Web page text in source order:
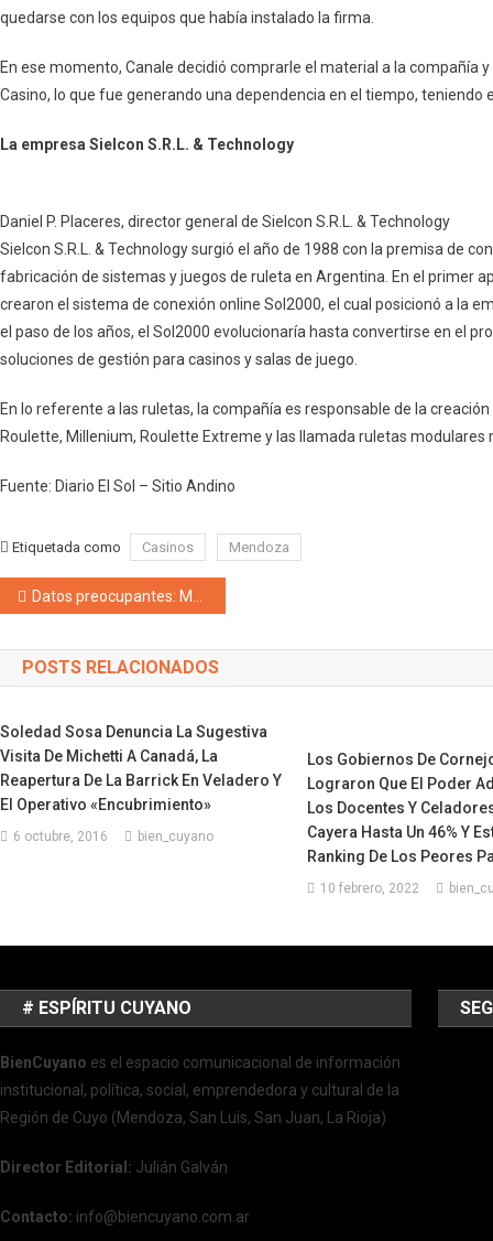
quedarse con los equipos que había instalado la firma.
En ese momento, Canale decidió comprarle el material a la compañía
Casino, lo que fue generando una dependencia en el tiempo,
La empresa Sielcon S.R.L. & Technology
Daniel P. Placeres, director general de Sielcon S.R.L. & Technology
Sielcon S.R.L. & Technology surgió el año de 1988 con la premisa de
fabricación de sistemas y juegos de ruleta en Argentina. En el primer
crearon el sistema de conexión online Sol2000, el cual posicionó a la
el paso de los años, el Sol2000 evolucionaría hasta convertirse en el
soluciones de gestión para casinos y salas de juego.
En lo referente a las ruletas, la compañía es responsable de la
Roulette, Millenium, Roulette Extreme y las llamada ruletas modulares
Fuente: Diario El Sol – Sitio Andino
Etiquetada como Casinos Mendoza
Navegación de entradas
Datos preocupantes: Mendoza está quinta en el ranking de accidentes y enfermedades laborales a nivel nacional
POSTS RELACIONADOS
Soledad Sosa Denuncia La Sugestiva
Visita De Michetti A Canadá, La
Reapertura De La Barrick En Veladero Y
El Operativo «encubrimiento»
6 octubre, 2016 bien_cuyano
Los Gobiernos De
Lograron Que El Poder
Los Docentes Y
Cayera Hasta Un 46% Y
Ranking De Los Peores
10 febrero, 2022
# ESPÍRITU CUYANO
BienCuyano es el espacio comunicacional de información
institucional, política, social, emprendedora y cultural de la
Región de Cuyo (Mendoza, San Luis, San Juan, La Rioja)
Director Editorial: Julián Galván
Contacto: info@biencuyano.com.ar